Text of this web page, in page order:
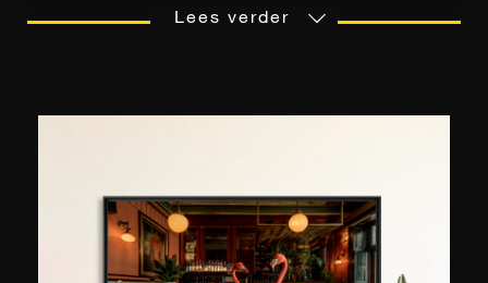
door de romantische schilderkunst. Hij bewerkt
presenteert daarom series over opera's, theaters
of Europese landhuizen. Bernhard woont nu in
de buurt van het meer van Starnberg in de
Lees verder